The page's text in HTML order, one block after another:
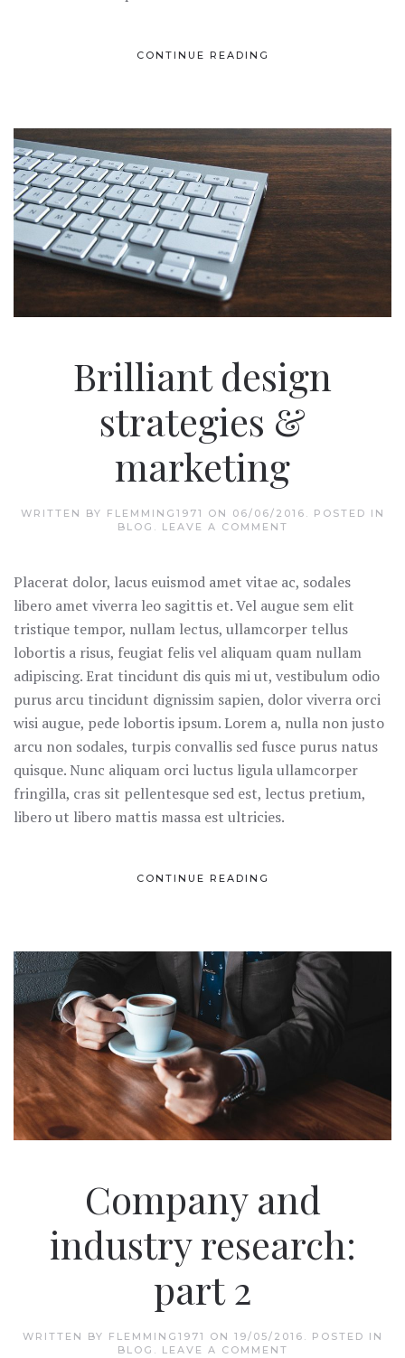
CONTINUE READING
Brilliant design
strategies &
marketing
WRITTEN BY FLEMMING1971 ON 06/06/2016 . POSTED IN
BLOG . LEAVE A COMMENT
Placerat dolor, lacus euismod amet vitae ac, sodales
libero amet viverra leo sagittis et. Vel augue sem elit
tristique tempor, nullam lectus, ullamcorper tellus
lobortis a risus, feugiat felis vel aliquam quam nullam
adipiscing. Erat tincidunt dis quis mi ut, vestibulum odio
purus arcu tincidunt dignissim sapien, dolor viverra orci
wisi augue, pede lobortis ipsum. Lorem a, nulla non justo
arcu non sodales, turpis convallis sed fusce purus natus
quisque. Nunc aliquam orci luctus ligula ullamcorper
fringilla, cras sit pellentesque sed est, lectus pretium,
libero ut libero mattis massa est ultricies.
CONTINUE READING
Company and
industry research:
part 2
WRITTEN BY FLEMMING1971 ON 19/05/2016 . POSTED IN
BLOG . LEAVE A COMMENT